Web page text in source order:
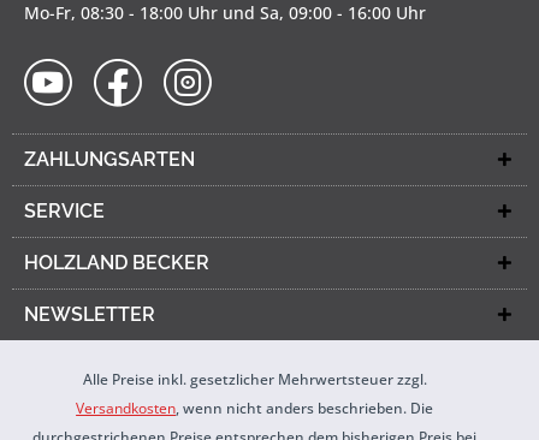
Mo-Fr, 08:30 - 18:00 Uhr und Sa, 09:00 - 16:00 Uhr
ZAHLUNGSARTEN
SERVICE
HOLZLAND BECKER
NEWSLETTER
Alle Preise inkl. gesetzlicher Mehrwertsteuer zzgl.
Versandkosten, wenn nicht anders beschrieben. Die